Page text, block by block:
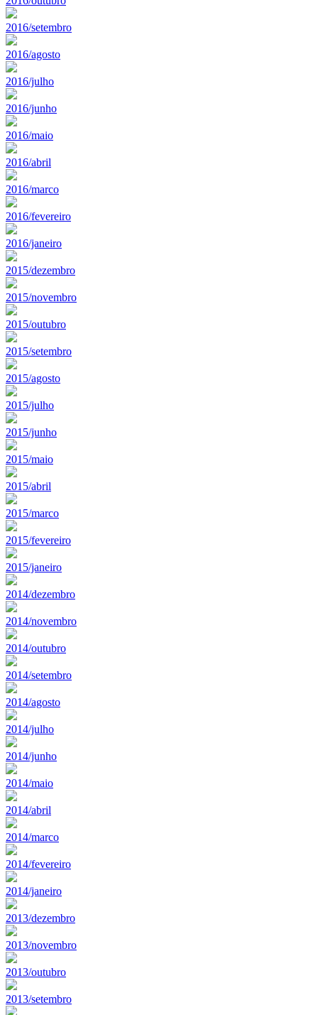
2016/setembro
2016/agosto
2016/julho
2016/junho
2016/maio
2016/abril
2016/marco
2016/fevereiro
2016/janeiro
2015/dezembro
2015/novembro
2015/outubro
2015/setembro
2015/agosto
2015/julho
2015/junho
2015/maio
2015/abril
2015/marco
2015/fevereiro
2015/janeiro
2014/dezembro
2014/novembro
2014/outubro
2014/setembro
2014/agosto
2014/julho
2014/junho
2014/maio
2014/abril
2014/marco
2014/fevereiro
2014/janeiro
2013/dezembro
2013/novembro
2013/outubro
2013/setembro